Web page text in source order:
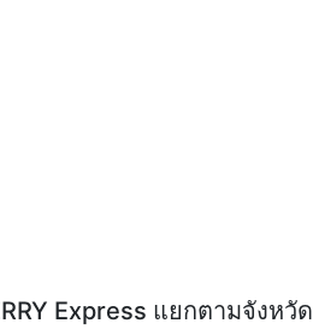
Express แยกตามจังหวัด